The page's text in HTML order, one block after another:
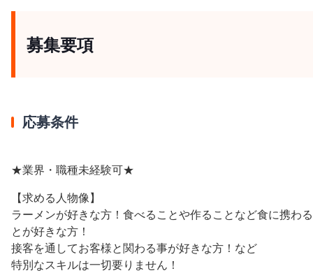
募集要項
応募条件
★業界・職種未経験可★
【求める人物像】
ラーメンが好きな方！食べることや作ることなど食に携わ
とが好きな方！
接客を通してお客様と関わる事が好きな方！など
特別なスキルは一切要りません！